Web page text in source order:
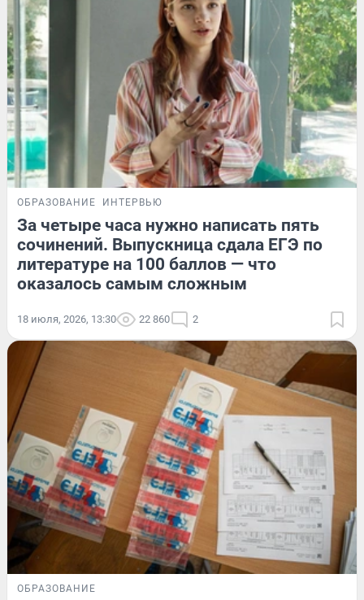
ОБРАЗОВАНИЕ ИНТЕРВЬЮ
За четыре часа нужно написать пять
сочинений. Выпускница сдала ЕГЭ по
литературе на 100 баллов — что
оказалось самым сложным
18 июля, 2026, 13:30 22 860 2
ОБРАЗОВАНИЕ